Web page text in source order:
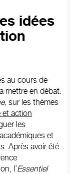
idées
au cours de
mettre en débat.
, sur les thèmes
et action
les
et
Après avoir été
l’Essentiel